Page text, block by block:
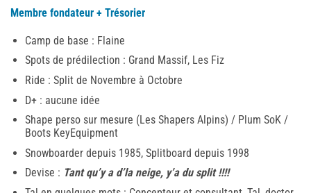
Membre fondateur + Trésorier
Camp de base : Flaine
Spots de prédilection : Grand Massif, Les Fiz
Ride : Split de Novembre à Octobre
D+ : aucune idée
Shape perso sur mesure (Les Shapers Alpins) / Plum SoK /
Boots KeyEquipment
Snowboarder depuis 1985, Splitboard depuis 1998
Devise : Tant qu’y a d’la neige, y’a du split !!!!